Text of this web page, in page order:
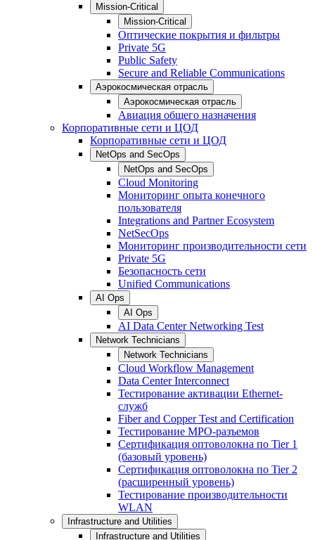
Mission-Critical
Mission-Critical
Оптические покрытия и фильтры
Private 5G
Public Safety
Secure and Reliable Communications
Аэрокосмическая отрасль
Аэрокосмическая отрасль
Авиация общего назначения
Корпоративные сети и ЦОД
Корпоративные сети и ЦОД
NetOps and SecOps
NetOps and SecOps
Cloud Monitoring
Мониторинг опыта конечного
пользователя
Integrations and Partner Ecosystem
NetSecOps
Мониторинг производительности сети
Private 5G
Безопасность сети
Unified Communications
AI Ops
AI Ops
AI Data Center Networking Test
Network Technicians
Network Technicians
Cloud Workflow Management
Data Center Interconnect
Тестирование активации Ethernet-
служб
Fiber and Copper Test and Certification
Тестирование МРО-разъемов
Сертификация оптоволокна по Tier 1
(базовый уровень)
Сертификация оптоволокна по Tier 2
(расширенный уровень)
Тестирование производительности
WLAN
Infrastructure and Utilities
Infrastructure and Utilities